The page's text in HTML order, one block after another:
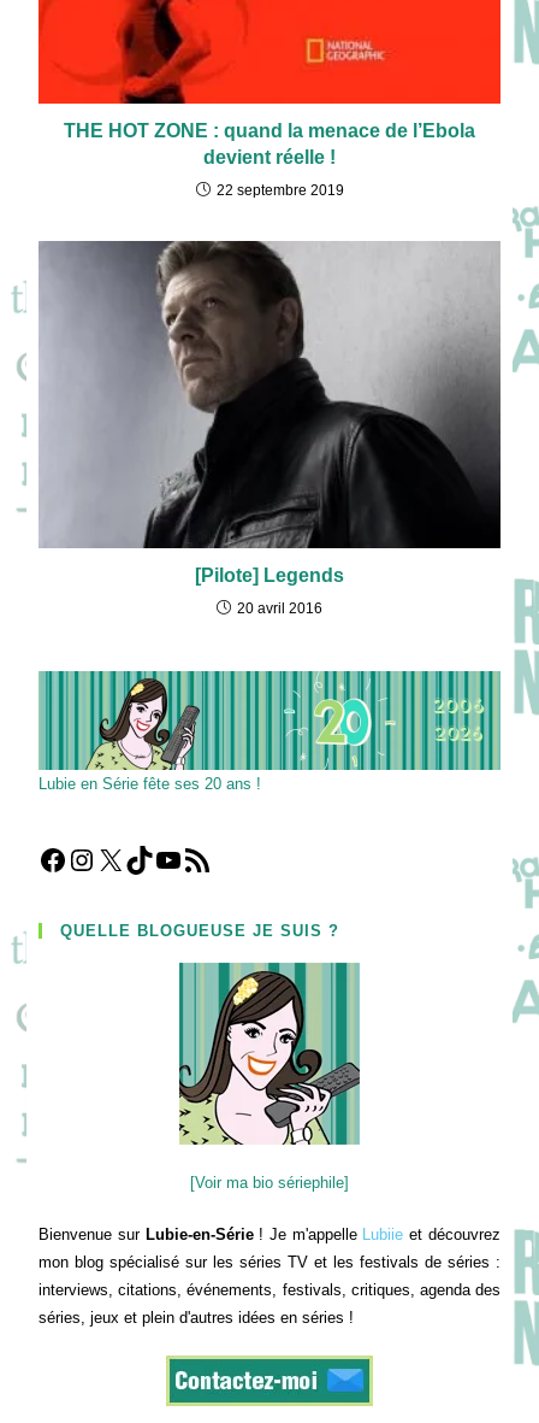
THE HOT ZONE : quand la menace de l’Ebola
devient réelle !
22 septembre 2019
[Pilote] Legends
20 avril 2016
Lubie en Série fête ses 20 ans !
Facebook
Instagram
X TikTokYouTube
Flux RSS
QUELLE BLOGUEUSE JE SUIS ?
[Voir ma bio sériephile]
Bienvenue sur Lubie-en-Série! Je m'appelle Lubiie et découvrez
mon blog spécialisé sur les séries TV et les festivals de séries :
interviews, citations, événements, festivals, critiques, agenda des
séries, jeux et plein d'autres idées en séries !